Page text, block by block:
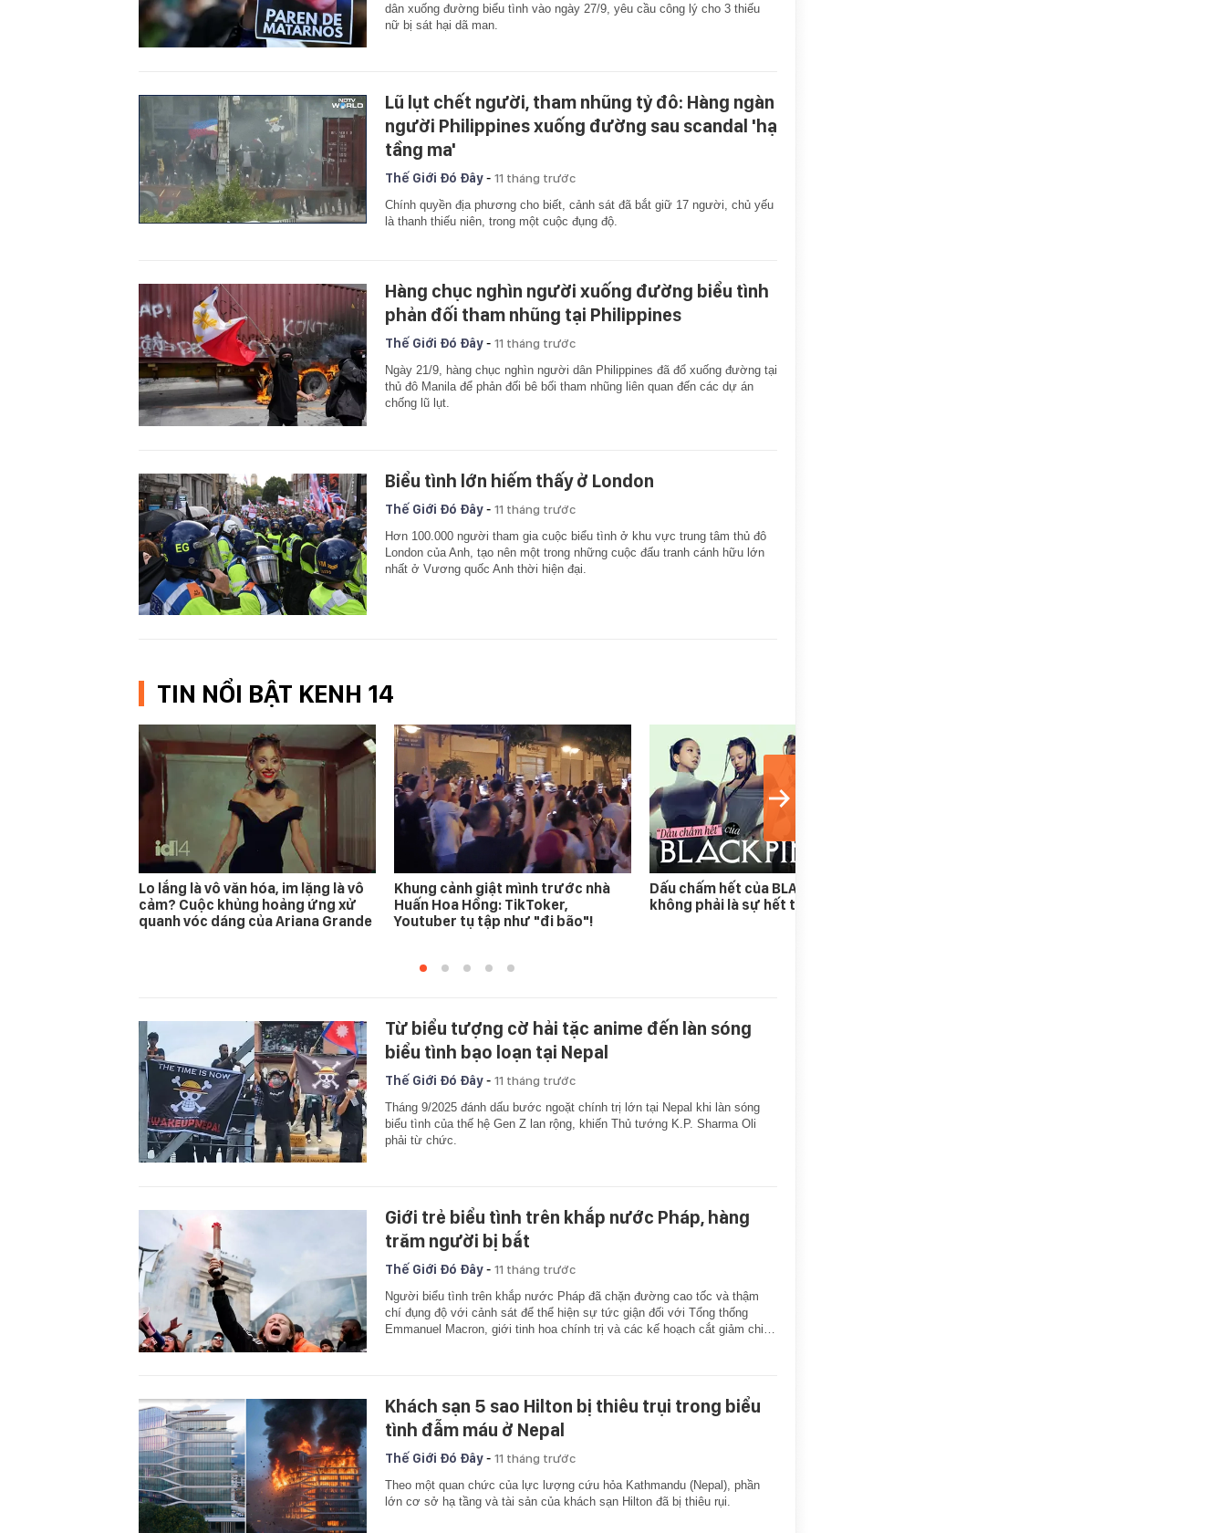
dân xuống đường biểu tình vào ngày 27/9, yêu cầu công lý cho 3 thiếu
nữ bị sát hại dã man.
Lũ lụt chết người, tham nhũng tỷ đô: Hàng ngàn
người Philippines xuống đường sau scandal 'hạ
tầng ma'
Thế Giới Đó Đây- 11 tháng trước
Chính quyền địa phương cho biết, cảnh sát đã bắt giữ 17 người, chủ yếu
là thanh thiếu niên, trong một cuộc đụng độ.
Hàng chục nghìn người xuống đường biểu tình
phản đối tham nhũng tại Philippines
Thế Giới Đó Đây- 11 tháng trước
Ngày 21/9, hàng chục nghìn người dân Philippines đã đổ xuống đường tại
thủ đô Manila để phản đối bê bối tham nhũng liên quan đến các dự án
chống lũ lụt.
Biểu tình lớn hiếm thấy ở London
Thế Giới Đó Đây- 11 tháng trước
Hơn 100.000 người tham gia cuộc biểu tình ở khu vực trung tâm thủ đô
London của Anh, tạo nên một trong những cuộc đấu tranh cánh hữu lớn
nhất ở Vương quốc Anh thời hiện đại.
TIN NỔI BẬT KENH 14
Lo lắng là vô văn hóa, im lặng là vô
cảm? Cuộc khủng hoảng ứng xử
quanh vóc dáng của Ariana Grande
Khung cảnh giật mình trước nhà
Huấn Hoa Hồng: TikToker,
Youtuber tụ tập như "đi bão"!
Dấu chấm hết của BLACKPINK
không phải là sự hết thời
Từ biểu tượng cờ hải tặc anime đến làn sóng
biểu tình bạo loạn tại Nepal
Thế Giới Đó Đây- 11 tháng trước
Tháng 9/2025 đánh dấu bước ngoặt chính trị lớn tại Nepal khi làn sóng
biểu tình của thế hệ Gen Z lan rộng, khiến Thủ tướng K.P. Sharma Oli
phải từ chức.
Giới trẻ biểu tình trên khắp nước Pháp, hàng
trăm người bị bắt
Thế Giới Đó Đây- 11 tháng trước
Người biểu tình trên khắp nước Pháp đã chặn đường cao tốc và thậm
chí đụng độ với cảnh sát để thể hiện sự tức giận đối với Tổng thống
Emmanuel Macron, giới tinh hoa chính trị và các kế hoạch cắt giảm chi…
Khách sạn 5 sao Hilton bị thiêu trụi trong biểu
tình đẫm máu ở Nepal
Thế Giới Đó Đây- 11 tháng trước
Theo một quan chức của lực lượng cứu hỏa Kathmandu (Nepal), phần
lớn cơ sở hạ tầng và tài sản của khách sạn Hilton đã bị thiêu rụi.